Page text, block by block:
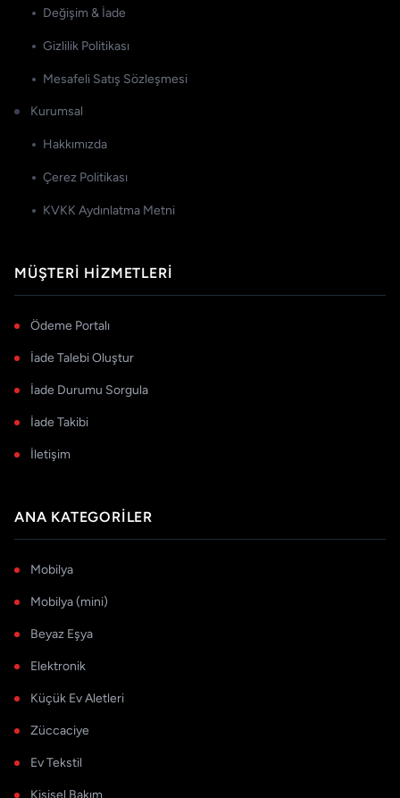
Değişim & İade
Gizlilik Politikası
Mesafeli Satış Sözleşmesi
Kurumsal
Hakkımızda
Çerez Politikası
KVKK Aydınlatma Metni
MÜŞTERI HIZMETLERI
Ödeme Portalı
İade Talebi Oluştur
İade Durumu Sorgula
İade Takibi
İletişim
ANA KATEGORILER
Mobilya
Mobilya (mini)
Beyaz Eşya
Elektronik
Küçük Ev Aletleri
Züccaciye
Ev Tekstil
Kişisel Bakım